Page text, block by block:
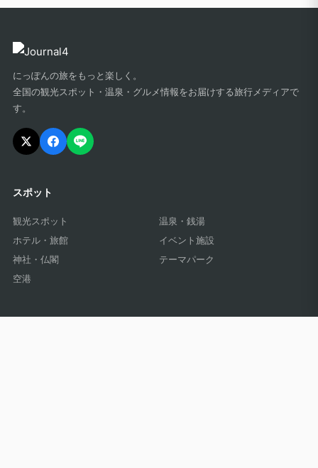
にっぽんの旅をもっと楽しく。
全国の観光スポット・温泉・グルメ情報をお届けする旅行メディアで
す。
スポット
観光スポット
温泉・銭湯
ホテル・旅館
イベント施設
神社・仏閣
テーマパーク
空港